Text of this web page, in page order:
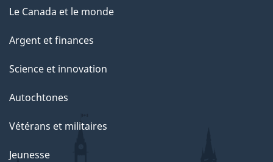
Le Canada et le monde
Argent et finances
Science et innovation
Autochtones
Vétérans et militaires
Jeunesse